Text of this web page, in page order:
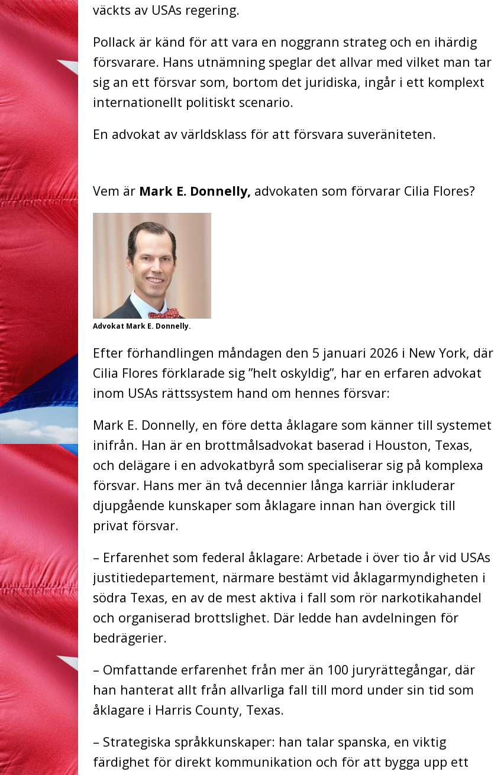
väckts av USAs regering.
Pollack är känd för att vara en noggrann strateg och en ihärdig
försvarare. Hans utnämning speglar det allvar med vilket man tar
sig an ett försvar som, bortom det juridiska, ingår i ett komplext
internationellt politiskt scenario.
En advokat av världsklass för att försvara suveräniteten.
Vem är Mark E. Donnelly, advokaten som förvarar Cilia Flores?
Advokat Mark E. Donnelly.
Efter förhandlingen måndagen den 5 januari 2026 i New York, där
Cilia Flores förklarade sig ”helt oskyldig”, har en erfaren advokat
inom USAs rättssystem hand om hennes försvar:
Mark E. Donnelly, en före detta åklagare som känner till systemet
inifrån. Han är en brottmålsadvokat baserad i Houston, Texas,
och delägare i en advokatbyrå som specialiserar sig på komplexa
försvar. Hans mer än två decennier långa karriär inkluderar
djupgående kunskaper som åklagare innan han övergick till
privat försvar.
– Erfarenhet som federal åklagare: Arbetade i över tio år vid USAs
justitiedepartement, närmare bestämt vid åklagarmyndigheten i
södra Texas, en av de mest aktiva i fall som rör narkotikahandel
och organiserad brottslighet. Där ledde han avdelningen för
bedrägerier.
– Omfattande erfarenhet från mer än 100 juryrättegångar, där
han hanterat allt från allvarliga fall till mord under sin tid som
åklagare i Harris County, Texas.
– Strategiska språkkunskaper: han talar spanska, en viktig
färdighet för direkt kommunikation och för att bygga upp ett